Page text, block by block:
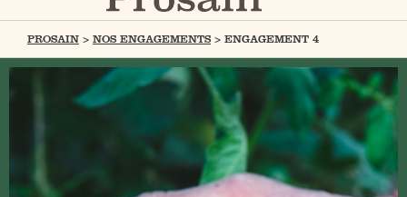
PROSAIN > NOS ENGAGEMENTS > ENGAGEMENT 4